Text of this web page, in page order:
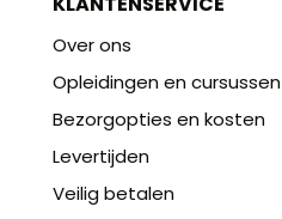
Over ons
Opleidingen en cursussen
Bezorgopties en kosten
Levertijden
Veilig betalen